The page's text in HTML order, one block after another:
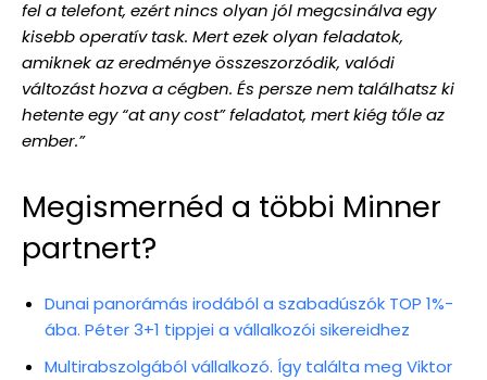
fel a telefont, ezért nincs olyan jól megcsinálva egy
kisebb operatív task. Mert ezek olyan feladatok,
amiknek az eredménye összeszorzódik, valódi
változást hozva a cégben. És persze nem találhatsz ki
hetente egy “at any cost” feladatot, mert kiég tőle az
ember.”
Megismernéd a többi Minner
partnert?
Dunai panorámás irodából a szabadúszók TOP 1%-
ába. Péter 3+1 tippjei a vállalkozói sikereidhez
Multirabszolgából vállalkozó. Így találta meg Viktor